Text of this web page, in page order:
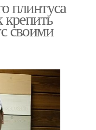
плинтуса
своими